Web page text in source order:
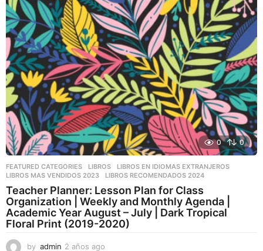
0 0
FEATURED CATEGORIES ,LIBROS ,LIBROS EN IDIOMAS EXTRANJEROS
LIBROS MAS VENDIDOS 2023
,LIBROS RECOMENDADOS 2024
Teacher Planner: Lesson Plan for Class
Organization | Weekly and Monthly Agenda |
Academic Year August – July | Dark Tropical
Floral Print (2019-2020)
by admin 2 años ago